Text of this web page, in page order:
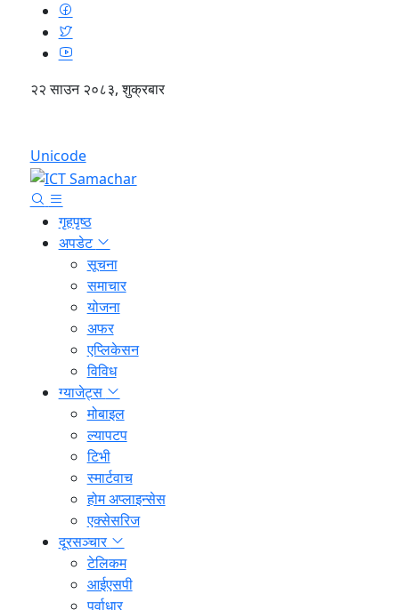
२२ साउन २०८३, शुक्रबार
Unicode
गृहपृष्ठ
अपडेट
सूचना
समाचार
योजना
अफर
एप्लिकेसन
विविध
ग्याजेट्स
मोबाइल
ल्यापटप
टिभी
स्मार्टवाच
होम अप्लाइन्सेस
एक्सेसरिज
दूरसञ्चार
टेलिकम
आईएसपी
पूर्वाधार